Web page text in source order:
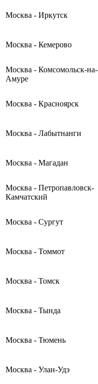
Москва - Иркутск
Москва - Кемерово
Москва - Комсомольск-на-
Амуре
Москва - Красноярск
Москва - Лабытнанги
Москва - Магадан
Москва - Петропавловск-
Камчатский
Москва - Сургут
Москва - Томмот
Москва - Томск
Москва - Тында
Москва - Тюмень
Москва - Улан-Удэ